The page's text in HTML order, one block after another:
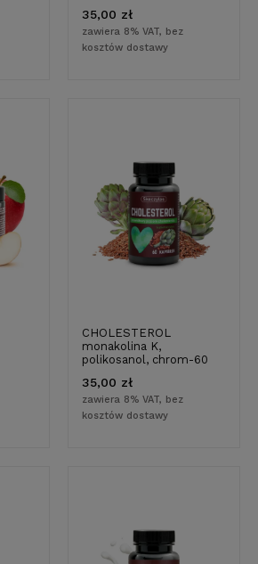
35,00 zł
zawiera 8% VAT, bez
kosztów dostawy
CHOLESTEROL
monakolina K,
polikosanol, chrom-60
35,00 zł
zawiera 8% VAT, bez
kosztów dostawy